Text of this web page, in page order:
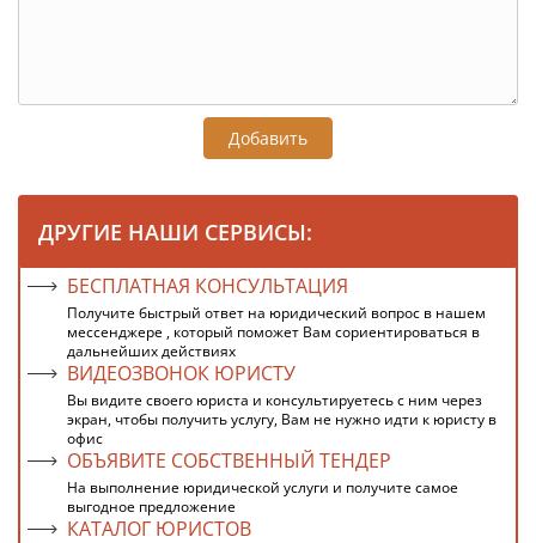
Добавить
ДРУГИЕ НАШИ СЕРВИСЫ:
БЕСПЛАТНАЯ КОНСУЛЬТАЦИЯ
Получите быстрый ответ на юридический вопрос в нашем
мессенджере , который поможет Вам сориентироваться в
дальнейших действиях
ВИДЕОЗВОНОК ЮРИСТУ
Вы видите своего юриста и консультируетесь с ним через
экран, чтобы получить услугу, Вам не нужно идти к юристу в
офис
ОБЪЯВИТЕ СОБСТВЕННЫЙ ТЕНДЕР
На выполнение юридической услуги и получите самое
выгодное предложение
КАТАЛОГ ЮРИСТОВ